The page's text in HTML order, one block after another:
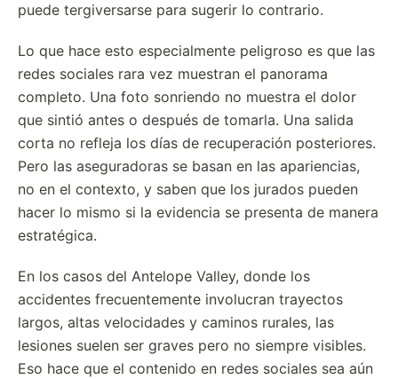
puede tergiversarse para sugerir lo contrario.
Lo que hace esto especialmente peligroso es que las
redes sociales rara vez muestran el panorama
completo. Una foto sonriendo no muestra el dolor
que sintió antes o después de tomarla. Una salida
corta no refleja los días de recuperación posteriores.
Pero las aseguradoras se basan en las apariencias,
no en el contexto, y saben que los jurados pueden
hacer lo mismo si la evidencia se presenta de manera
estratégica.
En los casos del Antelope Valley, donde los
accidentes frecuentemente involucran trayectos
largos, altas velocidades y caminos rurales, las
lesiones suelen ser graves pero no siempre visibles.
Eso hace que el contenido en redes sociales sea aún